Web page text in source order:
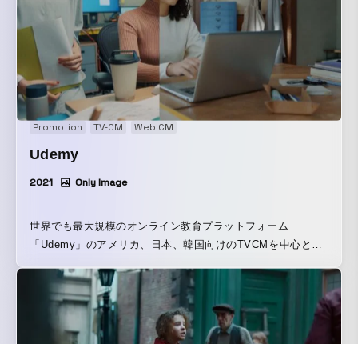
迎え入れます。 生成された「OPEN HUB Personal Logo」
は、「OPEN HUB」でのオンライン/オフラインのアクティ
ビティによって変化する、リアルとバーチャルを横断するコ
ミュニケーションのシンボルとなります。 【OPEN HUB
Visualizer】 Smart Worldをデータビジュアライゼーション
で体験できる巨大なディスプレイ。 共創する企業間で保有す
るデータを「 Smart Data Platform」を活用して収集・蓄
積・分析し、約 3m×10mの巨大なLEDディスプレイでビジュ
アライズします。データに基づいたダイナミックなインスタ
Promotion TV-CM Web CM
Udemy
2021 Only Image
世界でも最大規模のオンライン教育プラットフォーム
「Udemy」のアメリカ、日本、韓国向けのTVCMを中心とし
ービスの紹介ではなく、このプラットフォームを通じてどう
いった未来が開けるかを中心に描くことで、ユーザー自身の
可能性やUdemyを通して得られるポテンシャルを伝えること
に成功しました。また欧米とアジア両方のリージョンで共感